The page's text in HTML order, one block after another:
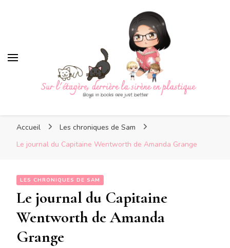
Sur l'étagère, derrière la
sirène en plastique
Accueil
Les chroniques de Sam
Le journal du Capitaine Wentworth de Amanda Grange
LES CHRONIQUES DE SAM
Le journal du Capitaine
Wentworth de Amanda
Grange